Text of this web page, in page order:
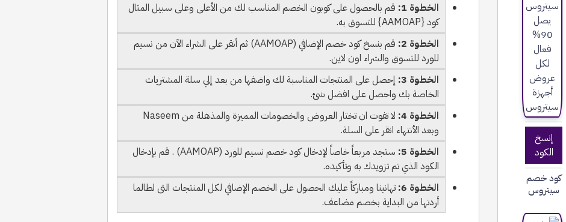
إنسخ
الكود
كود خصم
سيتروس
الخطوة 1:
قم بالحصول على كوبون الخصم المناسب لك من الأعلى وعلى سبيل المثال
كود {AAMOAP} للتسوق به.
الخطوة 2:
قم بنسخ كود خصم الإضافي (AAMOAP) ثم أنقر على الشراء الآن من نسيم
للورد للتسوق والشراء اون لاين.
الخطوة 3:
إحصل على المنتجات المناسبة لك واضفها من بعد إلي سلة المشتريات
الخاصة بك واحصل على افضل شئ.
الخطوة 4:
لا تفوت ان تختار العروض والخصومات المميزة والمذهلة من Naseem
وبعد الأنتهاء انقر على السلة.
الخطوة 5:
ستجد مربعاً خاصاً لإدخال كود خصم نسيم للورد (AAMOAP) . قم بإدخال
الكود الذي تم تزويدك به وتأكيده.
الخطوة 6:
تهانينا ومباركاً عليك الحصول على الخصم الإضافي لكل المنتجات التى لطالما
أردتها من البداية بخصم مضاعف.